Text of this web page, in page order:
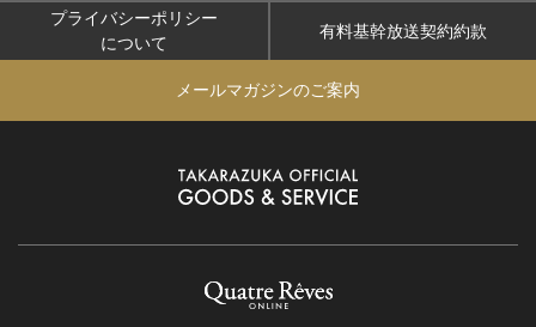
プライバシーポリシー
について
有料基幹放送契約約款
メールマガジンのご案内